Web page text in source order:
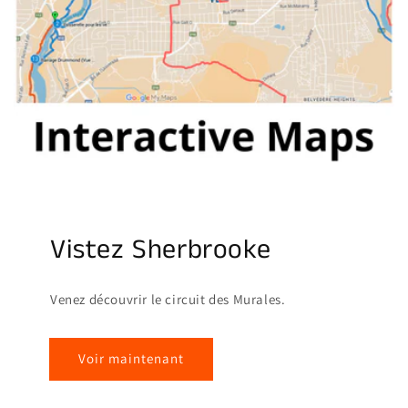
Vistez Sherbrooke
Venez découvrir le circuit des Murales.
Voir maintenant